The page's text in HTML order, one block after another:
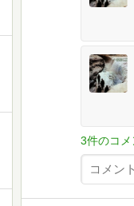
3件のコ